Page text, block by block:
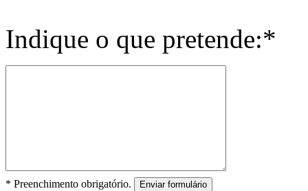
Indique o que pretende:*
* Preenchimento obrigatório. Enviar formulário